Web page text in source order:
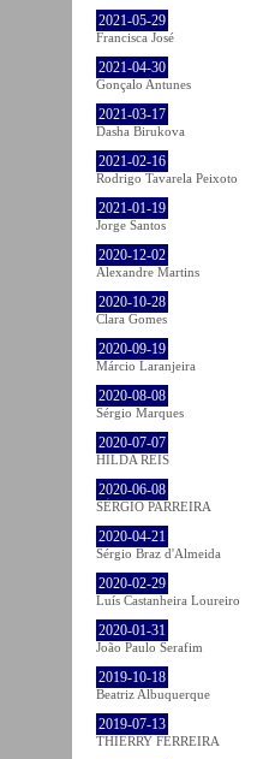
2021-05-29
Francisca José
2021-04-30
Gonçalo Antunes
2021-03-17
Dasha Birukova
2021-02-16
Rodrigo Tavarela Peixoto
2021-01-19
Jorge Santos
2020-12-02
Alexandre Martins
2020-10-28
Clara Gomes
2020-09-19
Márcio Laranjeira
2020-08-08
Sérgio Marques
2020-07-07
HILDA REIS
2020-06-08
SÉRGIO PARREIRA
2020-04-21
Sérgio Braz d'Almeida
2020-02-29
Luís Castanheira Loureiro
2020-01-31
João Paulo Serafim
2019-10-18
Beatriz Albuquerque
2019-07-13
THIERRY FERREIRA